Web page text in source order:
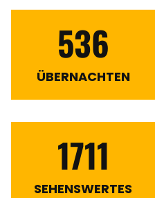
536
ÜBERNACHTEN
1711
SEHENSWERTES